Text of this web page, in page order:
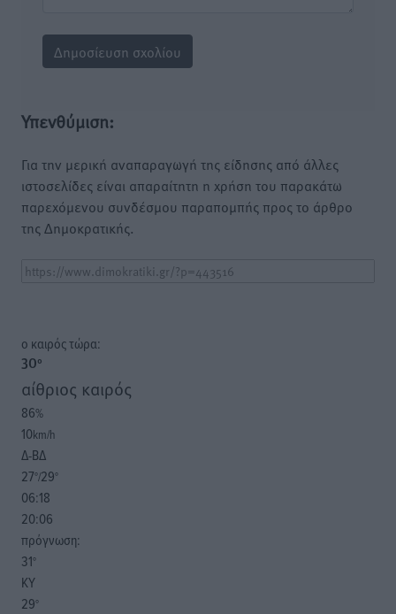
Υπενθύμιση:
Για την μερική αναπαραγωγή της είδησης από άλλες
ιστοσελίδες είναι απαραίτητη η χρήση του παρακάτω
παρεχόμενου συνδέσμου παραπομπής προς το άρθρο
της Δημοκρατικής.
o καιρός τώρα:
30°
αίθριος καιρός
86%
10km/h
Δ-ΒΔ
27°/29°
06:18
20:06
πρόγνωση:
31°
ΚΥ
29°